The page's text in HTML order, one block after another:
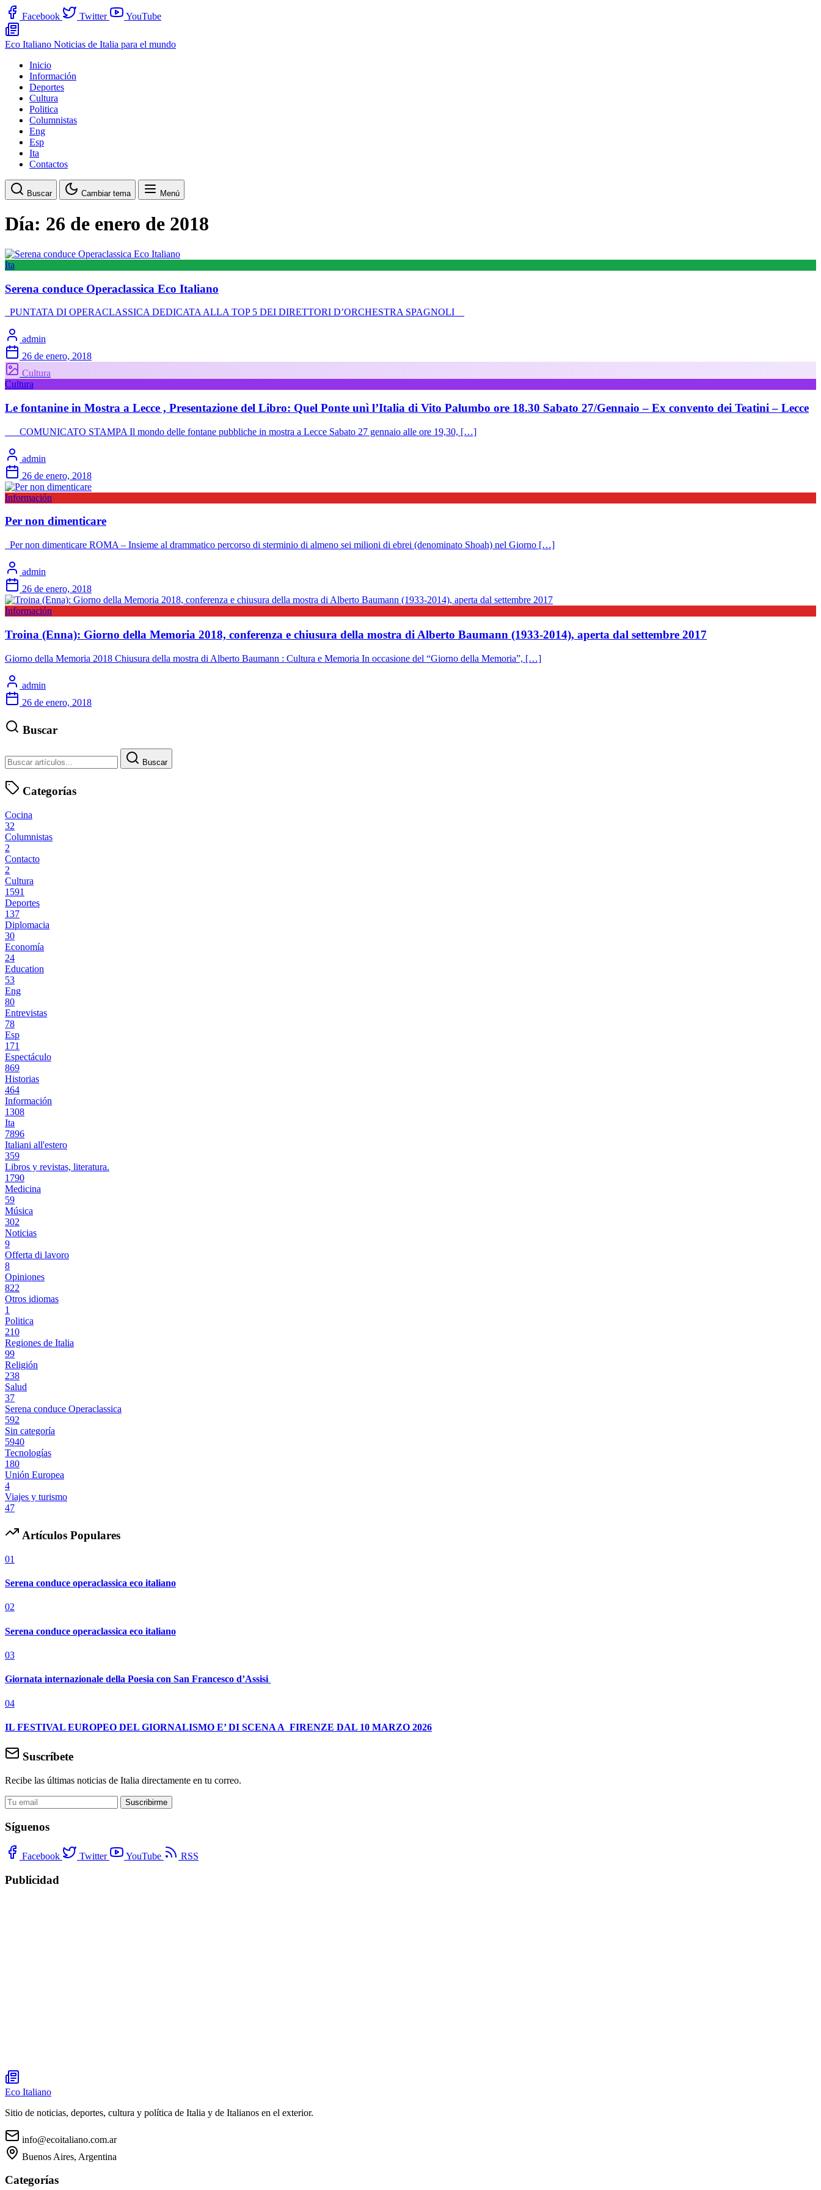
Facebook Twitter YouTube
Eco Italiano Noticias de Italia para el mundo
Inicio
Información
Deportes
Cultura
Politica
Columnistas
Eng
Esp
Ita
Contactos
Buscar Cambiar tema Menú
Día: 26 de enero de 2018
Ita
Serena conduce Operaclassica Eco Italiano
PUNTATA DI OPERACLASSICA DEDICATA ALLA TOP 5 DEI DIRETTORI D’ORCHESTRA SPAGNOLI
admin
26 de enero, 2018
Cultura
Cultura
Le fontanine in Mostra a Lecce , Presentazione del Libro: Quel Ponte unì l’Italia di Vito Palumbo ore 18.30 Sabato 27/Gennaio – Ex convento dei Teatini – Lecce
COMUNICATO STAMPA Il mondo delle fontane pubbliche in mostra a Lecce Sabato 27 gennaio alle ore 19,30, […]
admin
26 de enero, 2018
Información
Per non dimenticare
Per non dimenticare ROMA – Insieme al drammatico percorso di sterminio di almeno sei milioni di ebrei (denominato Shoah) nel Giorno […]
admin
26 de enero, 2018
Información
Troina (Enna): Giorno della Memoria 2018, conferenza e chiusura della mostra di Alberto Baumann (1933-2014), aperta dal settembre 2017
Giorno della Memoria 2018 Chiusura della mostra di Alberto Baumann : Cultura e Memoria In occasione del “Giorno della Memoria”, […]
admin
26 de enero, 2018
Buscar
Buscar
Categorías
Cocina
32
Columnistas
2
Contacto
2
Cultura
1591
Deportes
137
Diplomacia
30
Economía
24
Education
53
Eng
80
Entrevistas
78
Esp
171
Espectáculo
869
Historias
464
Información
1308
Ita
7896
Italiani all'estero
359
Libros y revistas, literatura.
1790
Medicina
59
Música
302
Noticias
9
Offerta di lavoro
8
Opiniones
822
Otros idiomas
1
Politica
210
Regiones de Italia
99
Religión
238
Salud
37
Serena conduce Operaclassica
592
Sin categoría
5940
Tecnologías
180
Unión Europea
4
Viajes y turismo
47
Artículos Populares
01
Serena conduce operaclassica eco italiano
02
Serena conduce operaclassica eco italiano
03
Giornata internazionale della Poesia con San Francesco d’Assisi
04
IL FESTIVAL EUROPEO DEL GIORNALISMO E’ DI SCENA A FIRENZE DAL 10 MARZO 2026
Suscríbete
Recibe las últimas noticias de Italia directamente en tu correo.
Suscribirme
Síguenos
Facebook Twitter YouTube RSS
Publicidad
Eco Italiano
Sitio de noticias, deportes, cultura y política de Italia y de Italianos en el exterior.
info@ecoitaliano.com.ar
Buenos Aires, Argentina
Categorías